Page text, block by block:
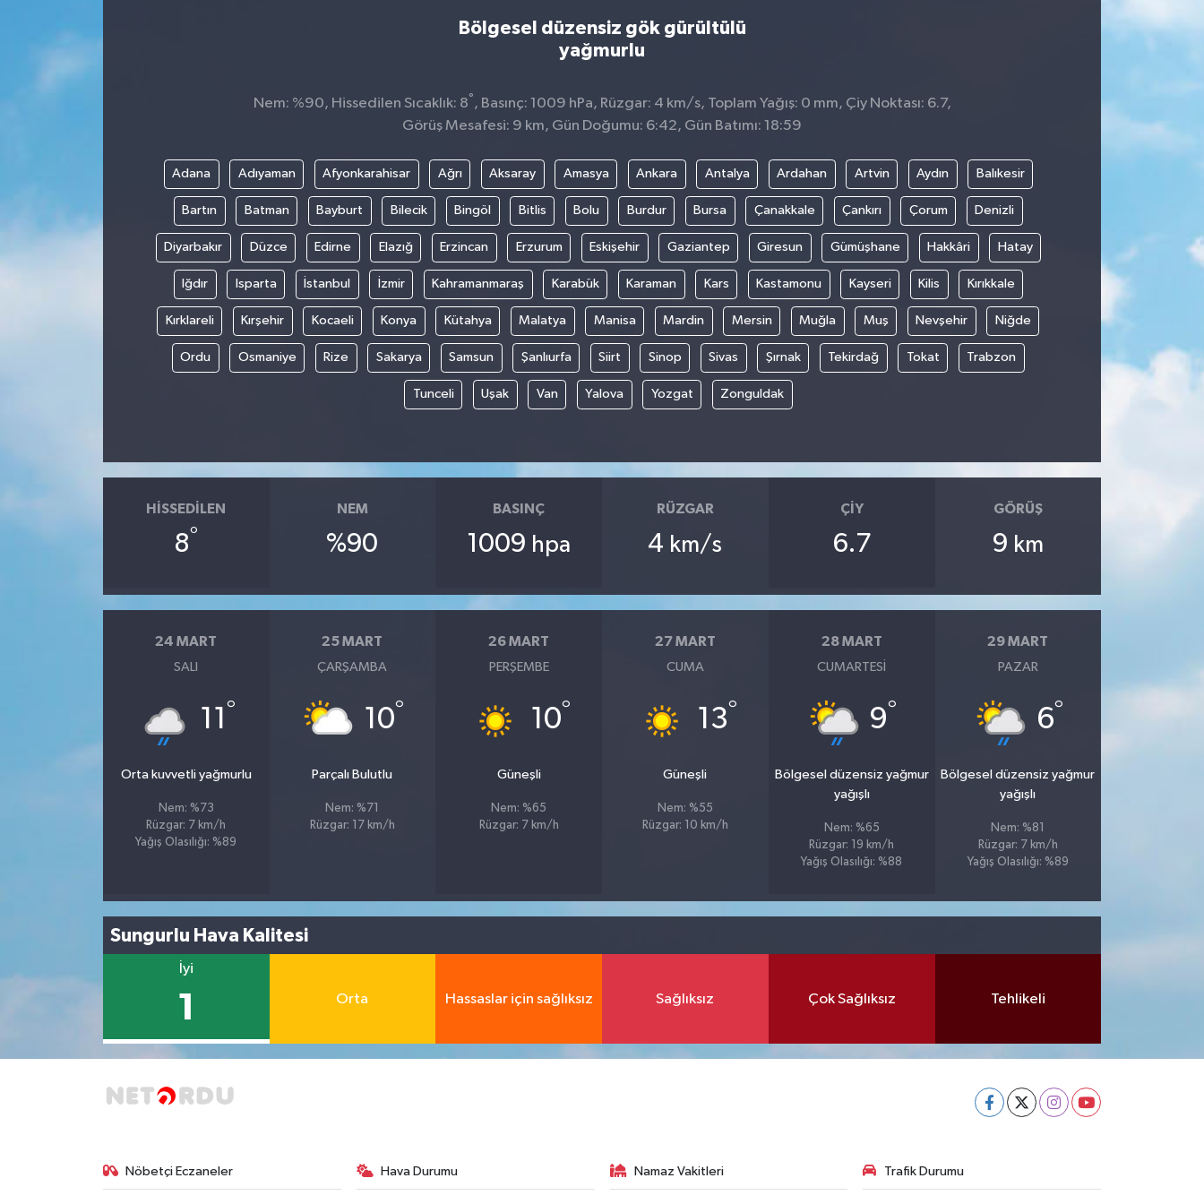
Bölgesel düzensiz gök gürültülü
yağmurlu
Nem: %90, Hissedilen Sıcaklık: 8° , Basınç: 1009 hPa, Rüzgar: 4 km/s, Toplam Yağış: 0 mm, Çiy Noktası: 6.7,
Görüş Mesafesi: 9 km, Gün Doğumu: 6:42, Gün Batımı: 18:59
Adana Adıyaman Afyonkarahisar Ağrı Aksaray Amasya Ankara Antalya Ardahan Artvin Aydın Balıkesir
Bartın Batman Bayburt Bilecik Bingöl Bitlis Bolu Burdur Bursa Çanakkale Çankırı Çorum Denizli
Diyarbakır Düzce Edirne Elazığ Erzincan Erzurum Eskişehir Gaziantep Giresun Gümüşhane Hakkâri Hatay
Iğdır Isparta İstanbul İzmir Kahramanmaraş Karabük Karaman Kars Kastamonu Kayseri Kilis Kırıkkale
Kırklareli Kırşehir Kocaeli Konya Kütahya Malatya Manisa Mardin Mersin Muğla Muş Nevşehir Niğde
Ordu Osmaniye Rize Sakarya Samsun Şanlıurfa Siirt Sinop Sivas Şırnak Tekirdağ Tokat Trabzon
Tunceli Uşak Van Yalova Yozgat Zonguldak
HISSEDILEN
8°
NEM
%90
BASINÇ
1009 hpa
RÜZGAR
4 km/s
ÇIY
6.7
GÖRÜŞ
9 km
24 MART
SALI
11 °
Orta kuvvetli yağmurlu
Nem: %73
Rüzgar: 7 km/h
Yağış Olasılığı: %89
25 MART
ÇARŞAMBA
10°
Parçalı Bulutlu
Nem: %71
Rüzgar: 17 km/h
26 MART
PERŞEMBE
10°
Güneşli
Nem: %65
Rüzgar: 7 km/h
27 MART
CUMA
13°
Güneşli
Nem: %55
Rüzgar: 10 km/h
28 MART
CUMARTESI
9°
Bölgesel düzensiz yağmur
yağışlı
Nem: %65
Rüzgar: 19 km/h
Yağış Olasılığı: %88
29 MART
PAZAR
6°
Bölgesel düzensiz yağmur
yağışlı
Nem: %81
Rüzgar: 7 km/h
Yağış Olasılığı: %89
Sungurlu Hava Kalitesi
İyi
1 Orta Hassaslar için sağlıksız Sağlıksız Çok Sağlıksız Tehlikeli
Nöbetçi Eczaneler Hava Durumu Namaz Vakitleri Trafik Durumu
KADIN
OTOMOBİL